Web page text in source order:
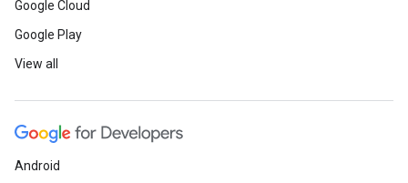
Google Cloud
Google Play
View all
Android